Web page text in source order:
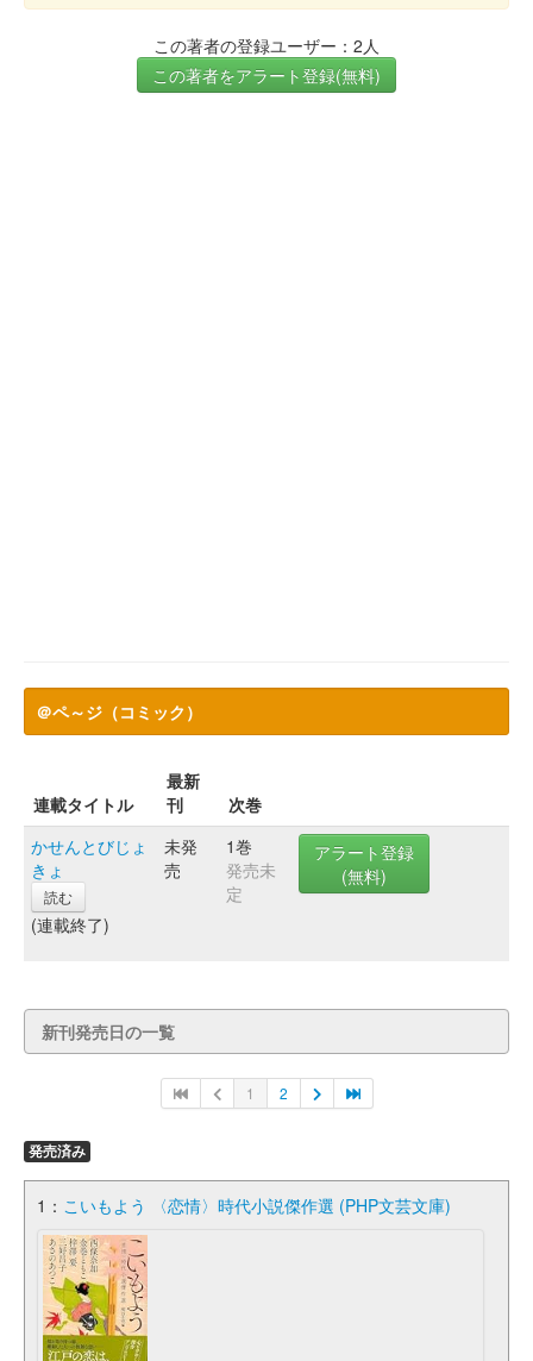
この著者の登録ユーザー：2人
この著者をアラート登録(無料)
＠ペ～ジ（コミック）
連載タイトル
最新
刊
次巻
かせんとびじょ
きょ
読む
(連載終了)
未発
売
1巻
発売未
定
アラート登録
(無料)
新刊発売日の一覧
1 2
発売済み
1： こいもよう 〈恋情〉時代小説傑作選 (PHP文芸文庫)